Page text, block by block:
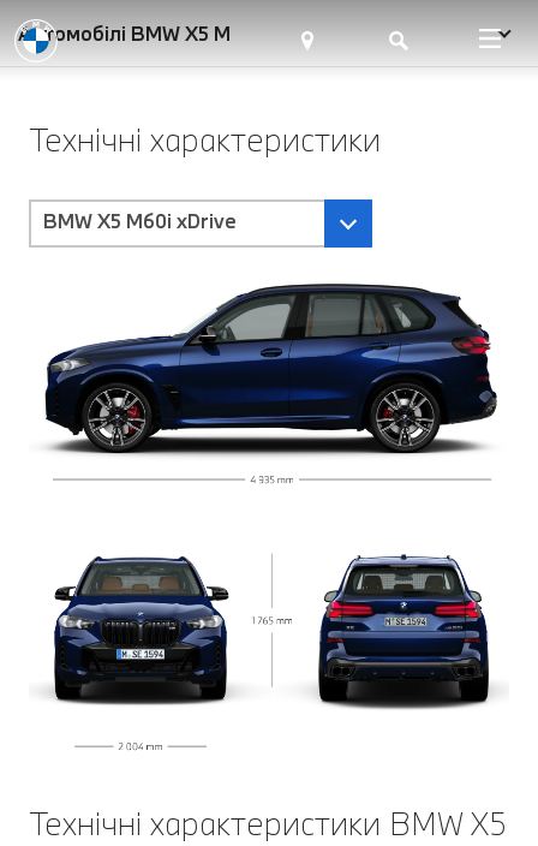
Автомобілі BMW X5 M
Технічні характеристики
BMW X5 M60i xDrive
Технічні характеристики BMW X5